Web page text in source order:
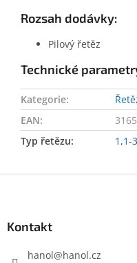
Rozsah dodávky:
Pilový řetěz
Technické
Kategorie:
EAN:
Typ řetězu: 1,1-
Kontakt
hanol@hanol.cz